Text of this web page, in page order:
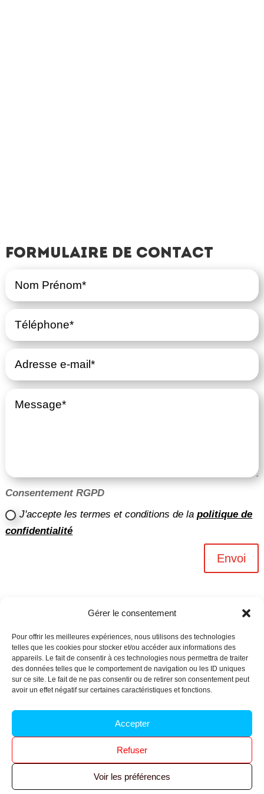
Gérer le consentement
Pour offrir les meilleures expériences, nous utilisons des technologies
telles que les cookies pour stocker et/ou accéder aux informations des
appareils. Le fait de consentir à ces technologies nous permettra de traiter
des données telles que le comportement de navigation ou les ID uniques
sur ce site. Le fait de ne pas consentir ou de retirer son consentement peut
avoir un effet négatif sur certaines caractéristiques et fonctions.
Accepter
Refuser
Voir les préférences
Formulaire de contact
Consentement RGPD
J'accepte les termes et conditions de lapolitique de
confidentialité
Envoi
Archives n-6
Politique de confidentialité–
© 2026 FNIC CGT – Tous droits réservés.